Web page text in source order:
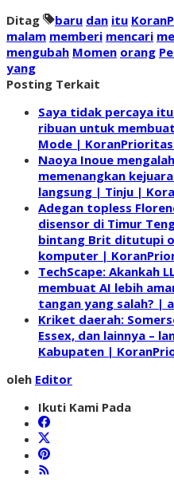
Ditag baru dan itu
malam memberi mencari
mengubah Momen orang
yang
Posting Terkait
Saya tidak percaya
ribuan untuk
Mode |
Naoya Inoue
memenangkan
langsung | Tinju |
Adegan topless
disensor di Timur
bintang Brit ditutupi
komputer |
TechScape: Akankah
membuat AI lebih
tangan yang salah? |
Kriket daerah:
Essex, dan lainnya –
Kabupaten |
oleh Editor
Ikuti Kami Pada